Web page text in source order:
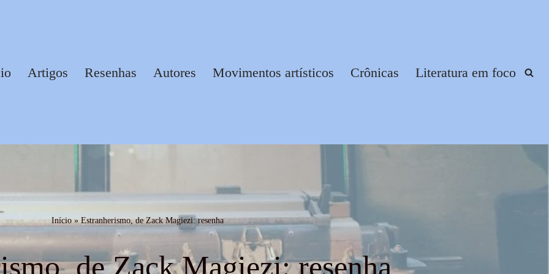
Artigos Resenhas Autores Movimentos artísticos Crônicas Literatura em foco
Início»Estranherismo, de Zack Magiezi: resenha
de Zack Magiezi: resenha